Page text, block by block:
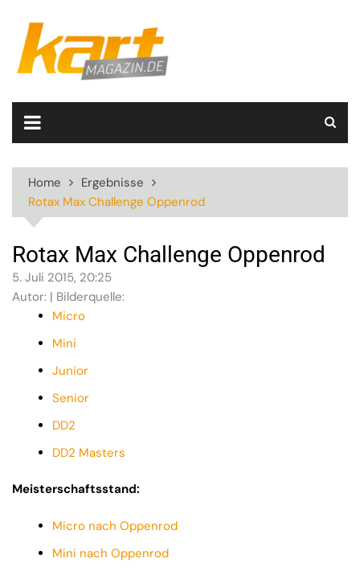
content
Home
Ergebnisse
Rotax Max Challenge Oppenrod
Rotax Max Challenge Oppenrod
5. Juli 2015, 20:25
Autor: | Bilderquelle:
Micro
Mini
Junior
Senior
DD2
DD2 Masters
Meisterschaftsstand:
Micro nach Oppenrod
Mini nach Oppenrod